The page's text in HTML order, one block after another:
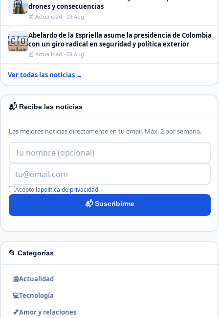
📰
drones y consecuencias
📰 Actualidad · 09 Aug
🇨🇴Abelardo de la Espriella asume la presidencia de Colombia
con un giro radical en seguridad y política exterior
📰 Actualidad · 09 Aug
Ver todas las noticias →
📬 Recibe las noticias
Las mejores noticias directamente en tu email. Máx. 2 por semana.
Acepto lapolítica de privacidad
📬 Suscribirme
📂 Categorías
📰Actualidad
💻Tecnología
💕Amor y relaciones